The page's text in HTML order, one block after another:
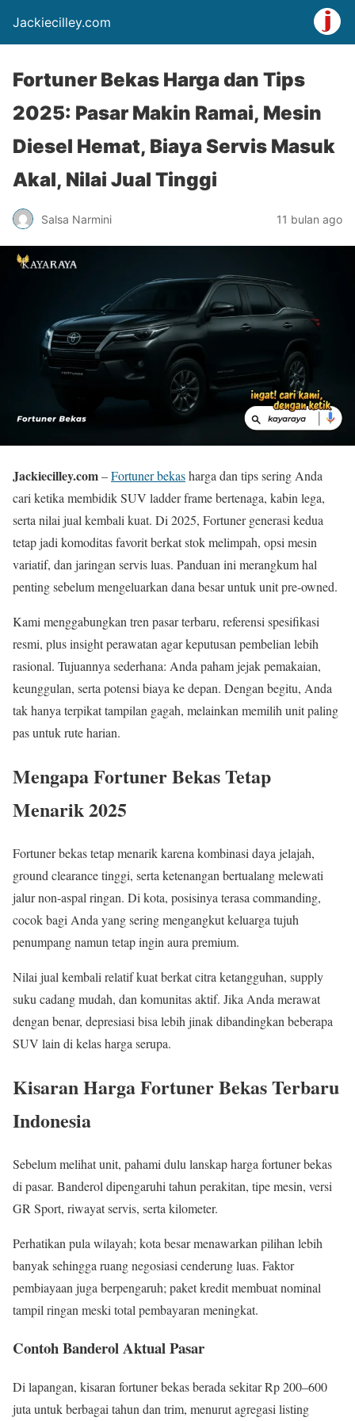
Jackiecilley.com
Fortuner Bekas Harga dan Tips
2025: Pasar Makin Ramai, Mesin
Diesel Hemat, Biaya Servis Masuk
Akal, Nilai Jual Tinggi
Salsa Narmini 11 bulan ago
Jackiecilley.com–Fortuner bekasharga dan tips sering Anda
cari ketika membidik SUV ladder frame bertenaga, kabin lega,
serta nilai jual kembali kuat. Di 2025, Fortuner generasi kedua
tetap jadi komoditas favorit berkat stok melimpah, opsi mesin
variatif, dan jaringan servis luas. Panduan ini merangkum hal
penting sebelum mengeluarkan dana besar untuk unit pre-owned.
Kami menggabungkan tren pasar terbaru, referensi spesifikasi
resmi, plus insight perawatan agar keputusan pembelian lebih
rasional. Tujuannya sederhana: Anda paham jejak pemakaian,
keunggulan, serta potensi biaya ke depan. Dengan begitu, Anda
tak hanya terpikat tampilan gagah, melainkan memilih unit paling
pas untuk rute harian.
Mengapa Fortuner Bekas Tetap
Menarik 2025
Fortuner bekas tetap menarik karena kombinasi daya jelajah,
ground clearance tinggi, serta ketenangan bertualang melewati
jalur non-aspal ringan. Di kota, posisinya terasa commanding,
cocok bagi Anda yang sering mengangkut keluarga tujuh
penumpang namun tetap ingin aura premium.
Nilai jual kembali relatif kuat berkat citra ketangguhan, supply
suku cadang mudah, dan komunitas aktif. Jika Anda merawat
dengan benar, depresiasi bisa lebih jinak dibandingkan beberapa
SUV lain di kelas harga serupa.
Kisaran Harga Fortuner Bekas Terbaru
Indonesia
Sebelum melihat unit, pahami dulu lanskap harga fortuner bekas
di pasar. Banderol dipengaruhi tahun perakitan, tipe mesin, versi
GR Sport, riwayat servis, serta kilometer.
Perhatikan pula wilayah; kota besar menawarkan pilihan lebih
banyak sehingga ruang negosiasi cenderung luas. Faktor
pembiayaan juga berpengaruh; paket kredit membuat nominal
tampil ringan meski total pembayaran meningkat.
Contoh Banderol Aktual Pasar
Di lapangan, kisaran fortuner bekas berada sekitar Rp 200–600
juta untuk berbagai tahun dan trim, menurut agregasi listing